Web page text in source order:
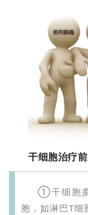
干细胞治疗
①干细胞
胞，如淋巴T细